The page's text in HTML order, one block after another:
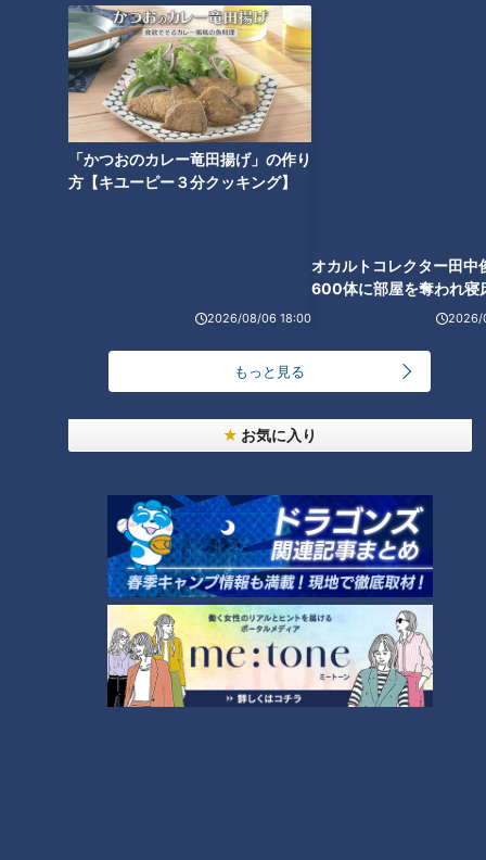
「かつおのカレー竜田揚げ」の作り
方【キユーピー３分クッキング】
2026/08/06 18:00
オカルトコレクター田中
2026/
もっと見る
お気に入り
三重まるごと自然体験 VISONで
木と森を体験・体感！
進化が止まらない！東海地方の
最新餃子！全国の名店を一気に
楽しめる無人餃子販売店
&amp;JAXAも食べた！フリーズ
ドライ餃子
モーニング王国・東海地方！岐
阜の最新びっくりモーニングサ
ービスを体験リポート！
チャント！ 三重 小林よしひさ
番組紹介
チャント！
「よしお兄さんのもっと“みえ”推し！」動画
身近な生活情報から芸能、どこよりも詳しい天気情報などなど、東
海3県にとことん寄り添う新しい報道・情報番組。毎週月～金曜 午
後3:49～5:50放送（金曜は午後4:50～5:50放送）。